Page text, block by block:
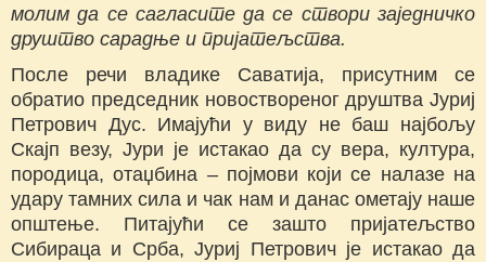
молим да се сагласите да се створи заједничко
друштво сарадње и пријатељства.
После речи владике Саватија, присутним се
обратио председник новоствореног друштва Јуриј
Петрович Дус. Имајући у виду не баш најбољу
Скајп везу, Јури је истакао да су вера, култура,
породица, отаџбина – појмови који се налазе на
удару тамних сила и чак нам и данас ометају наше
општење. Питајући се зашто пријатељство
Сибираца и Срба, Јуриј Петрович је истакао да